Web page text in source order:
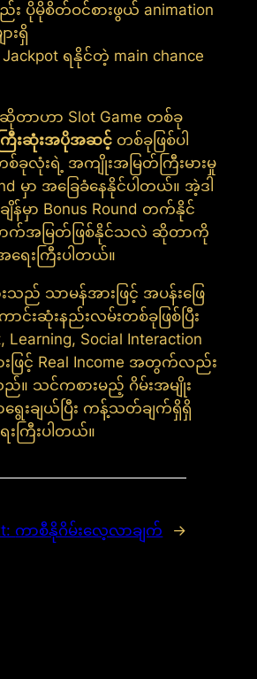
ပိုမိုစိတ်ဝင်စားဖွယ် animation
းရှိ
Jackpot ရနိုင်တဲ့ main chance
ဆိုတာဟာ Slot Game တစ်ခု
းဆုံးအပိုအဆင့်တစ်ခုဖြစ်ပါ
ခုလုံးရဲ့ အကျိုးအမြတ်ကြီးမားမှု
မှာ အခြေခံနေနိုင်ပါတယ်။ အဲ့ဒါ
န်မှာ Bonus Round တက်နိုင်
က်အမြတ်ဖြစ်နိုင်သလဲ ဆိုတာကို
ရေးကြီးပါတယ်။
းသည် သာမန်အားဖြင့် အပန်းဖြေ
းဆုံးနည်းလမ်းတစ်ခုဖြစ်ပြီး
Learning, Social Interaction
းဖြင့် Real Income အတွက်လည်း
။ သင်ကစားမည့် ဂိမ်းအမျိုး
ရွေးချယ်ပြီး ကန့်သတ်ချက်ရှိရှိ
းကြီးပါတယ်။
ကာစီနိုဂိမ်းလေ့လာချက် →